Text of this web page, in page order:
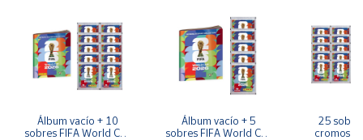
Álbum vacío + 10
sobres FIFA World Cup
Álbum vacío + 5
sobres FIFA World Cup
25
cromos